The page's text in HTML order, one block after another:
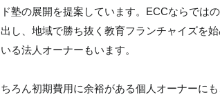
ド塾の展開を提案しています。ECCならでは
し、地域で勝ち抜く教育フランチャイズを
る法人オーナーもいます。
ちろん初期費用に余裕がある個人オーナーに